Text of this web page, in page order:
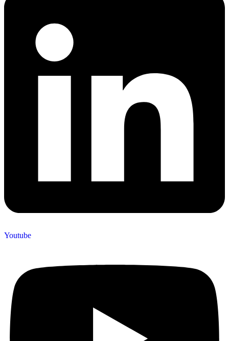
Youtube